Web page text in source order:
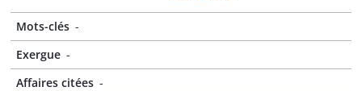
Mots-clés -
Exergue -
Affaires citées -